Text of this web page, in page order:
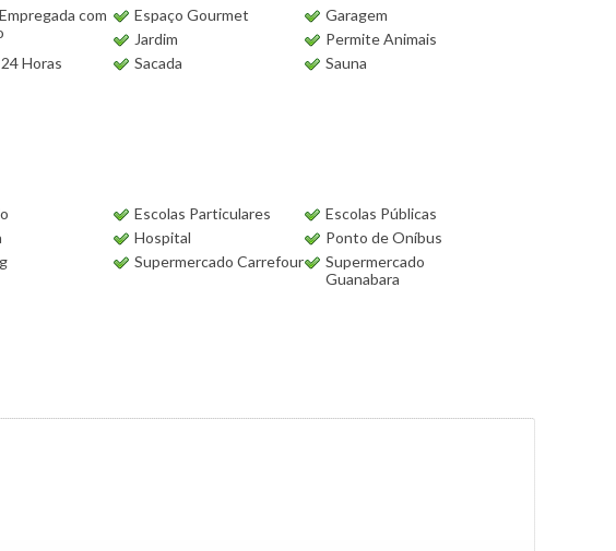
com
Espaço Gourmet
Garagem
Jardim
Permite Animais
Horas Sacada
Sauna
Escolas Particulares
Escolas Públicas
Hospital
Ponto de Oníbus
Supermercado Carrefour
Supermercado
Guanabara